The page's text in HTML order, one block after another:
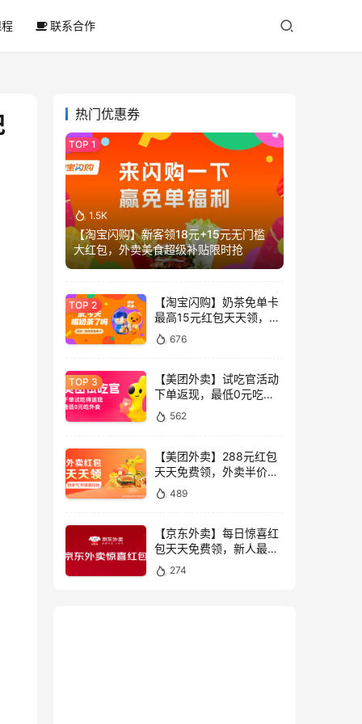
联系合作
热门优惠券
1.5K
【淘宝闪购】新客领18元+15元无门槛
大红包，外卖美食超级补贴限时抢
【淘宝闪购】奶茶免单卡
最高15元红包天天领，喝
奶茶不花钱
676
【美团外卖】试吃官活动
下单返现，最低0元吃外
卖全国限时抢
562
【美团外卖】288元红包
天天免费领，外卖半价神
券限时抢
489
【京东外卖】每日惊喜红
包天天免费领，新人最高
叠加领55元外卖券限时抢
274